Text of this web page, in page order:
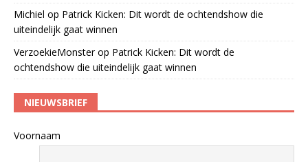
Michiel op Patrick Kicken: Dit wordt de ochtendshow die
uiteindelijk gaat winnen
VerzoekieMonsterop Patrick Kicken: Dit wordt de
ochtendshow die uiteindelijk gaat winnen
NIEUWSBRIEF
Voornaam